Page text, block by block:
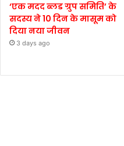
‘एक मदद ब्लड ग्रुप समिति’ के
सदस्य ने 10 दिन के मासूम को
दिया नया जीवन
3 days ago